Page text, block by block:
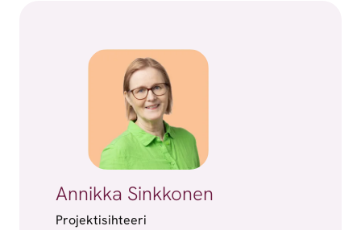
Annikka Sinkkonen
Projektisihteeri